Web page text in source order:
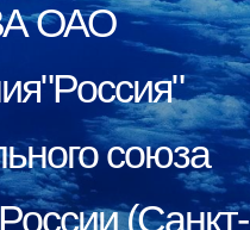
ОАО
союза
(Санкт-